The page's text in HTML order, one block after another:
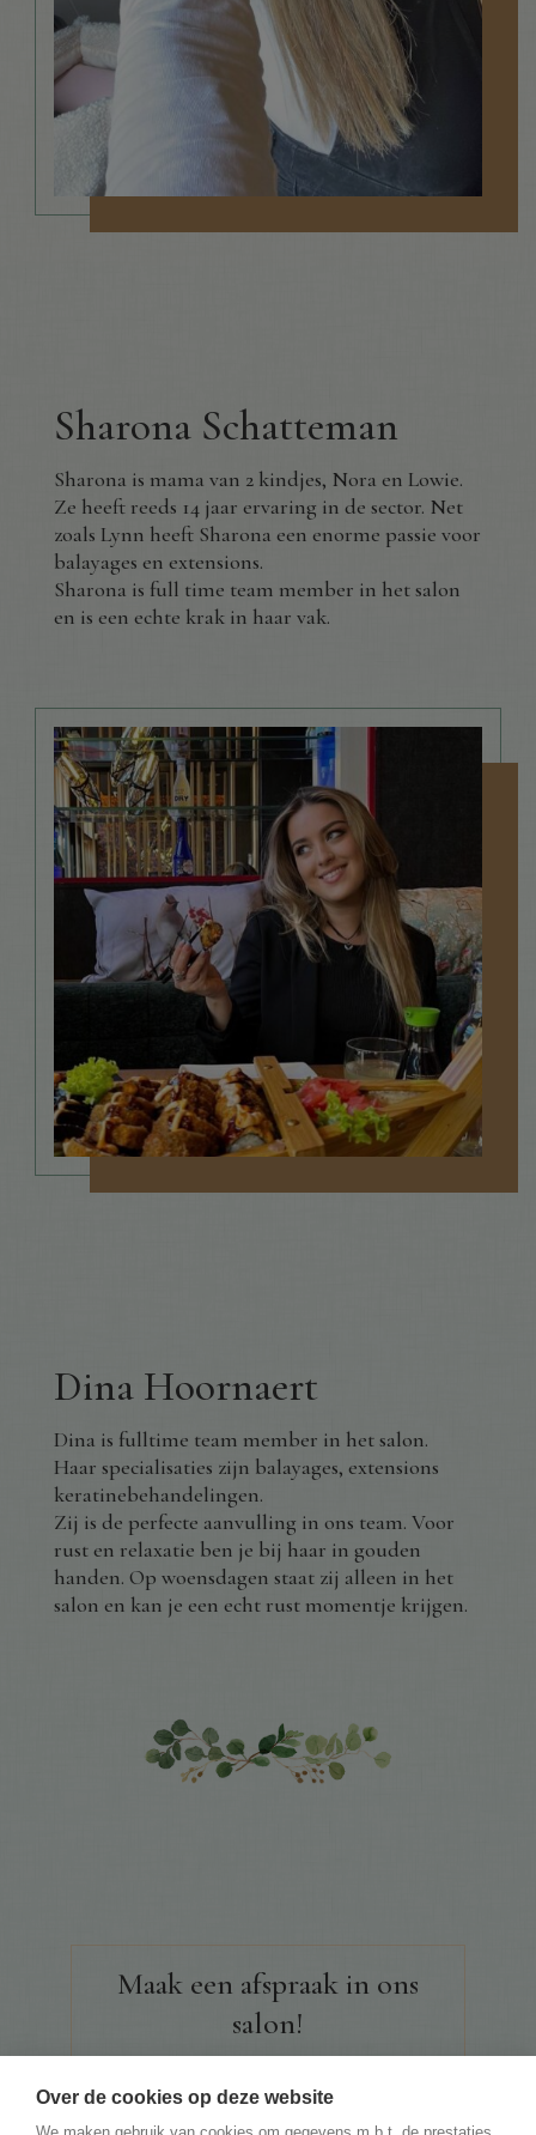
Sharona Schatteman
Sharona is mama van 2 kindjes, Nora en Lowie.
Ze heeft reeds 14 jaar ervaring in de sector. Net
zoals Lynn heeft Sharona een enorme passie voor
balayages en extensions.
Sharona is full time team member in het salon
en is een echte krak in haar vak.
Dina Hoornaert
Dina is fulltime team member in het salon.
Haar specialisaties zijn balayages, extensions
keratinebehandelingen.
Zij is de perfecte aanvulling in ons team. Voor
rust en relaxatie ben je bij haar in gouden
handen. Op woensdagen staat zij alleen in het
salon en kan je een echt rust momentje krijgen.
Maak een afspraak in ons
salon!
Over de cookies op deze website